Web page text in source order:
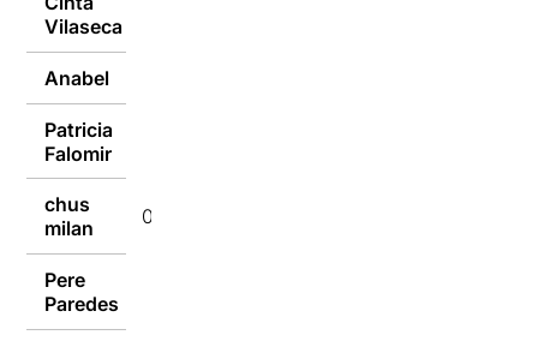
Vilaseca
Anabel
Patricia
Falomir
chus
milan
09/07/2018
Pere
Paredes